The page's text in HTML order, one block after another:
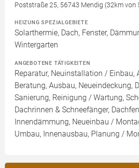
Poststraße 25, 56743 Mendig (32km von
HEIZUNG SPEZIALGEBIETE
Solarthermie, Dach, Fenster,
Wintergarten
ANGEBOTENE TÄTIGKEITEN
Reparatur, Neuinstallation / Einbau,
Beratung, Ausbau, Neueindeckung,
Sanierung, Reinigung / Wartung,
Dachrinnen & Schneefänger,
Innendämmung, Neueinbau /
Umbau, Innenausbau, Planung /